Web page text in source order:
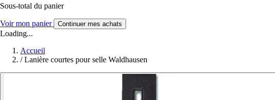
Sous-total du panier
Voir mon panier Continuer mes achats
Loading...
Accueil
/ Lanière courtes pour selle Waldhausen